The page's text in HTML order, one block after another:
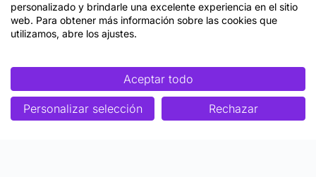
personalizado y brindarle una excelente experiencia en el sitio
web. Para obtener más información sobre las cookies que
utilizamos, abre los ajustes.
Aceptar todo
Personalizar selección Rechazar